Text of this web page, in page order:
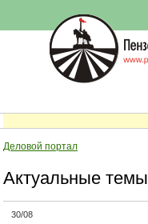
Деловой портал
Актуальные темы
30/08